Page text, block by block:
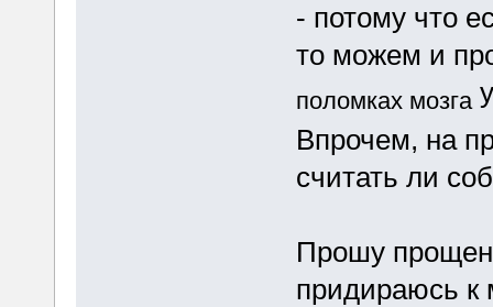
- потому что
то можем и
поломках мозга
Впрочем, на
считать ли
Прошу
придираюсь к